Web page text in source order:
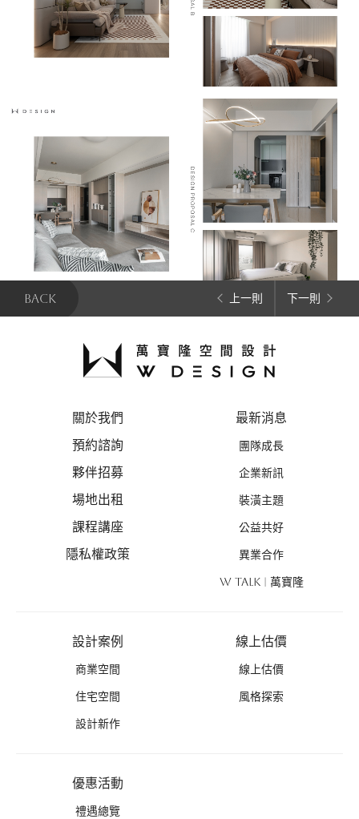
BACK 上一則 下一則
關於我們
預約諮詢
夥伴招募
場地出租
課程講座
隱私權政策
最新消息
團隊成長
企業新訊
裝潢主題
公益共好
異業合作
W TALK | 萬寶隆
設計案例
商業空間
住宅空間
設計新作
線上估價
線上估價
風格探索
優惠活動
禮遇總覽